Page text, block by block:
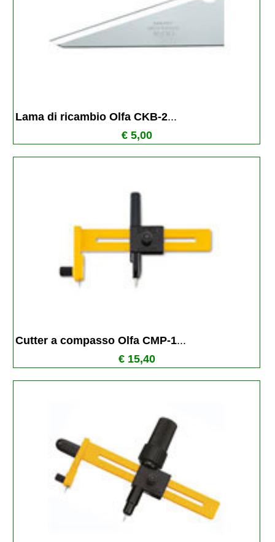
Lama di ricambio Olfa CKB-2...
€ 5,00
Cutter a compasso Olfa CMP-1...
€ 15,40